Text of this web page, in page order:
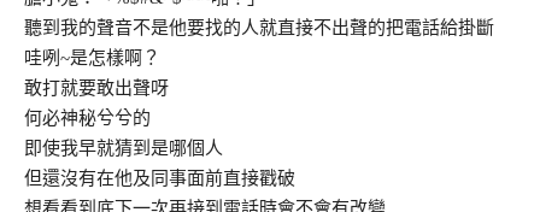
聽到我的聲音不是他要找的人就直接不出聲的把電話給掛斷
哇咧~是怎樣啊？
敢打就要敢出聲呀
何必神秘兮兮的
即使我早就猜到是哪個人
但還沒有在他及同事面前直接戳破